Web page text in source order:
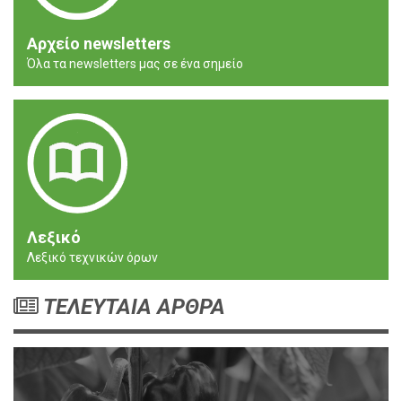
Αρχείο newsletters
Όλα τα newsletters μας σε ένα σημείο
Λεξικό
Λεξικό τεχνικών όρων
ΤΕΛΕΥΤΑΙΑ ΑΡΘΡΑ